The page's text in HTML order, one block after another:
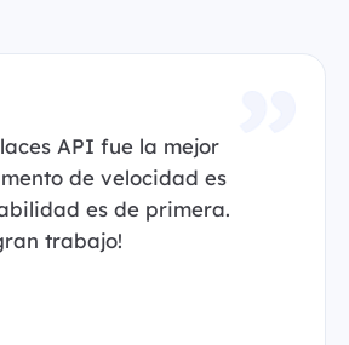
API fue la mejor
de velocidad es
es de primera.
trabajo!